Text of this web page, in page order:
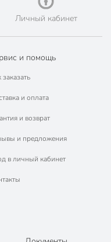
для дверей
для заборов
для террас
для стен
Био
Личный кабинет
и помощь
заказать
и оплата
и возврат
и предложения
в личный кабинет